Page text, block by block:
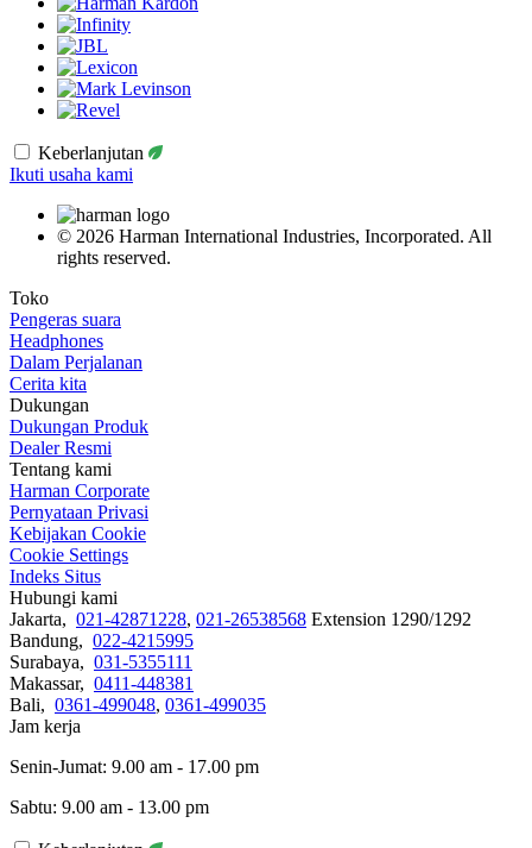
Keberlanjutan
Ikuti usaha kami
© 2026 Harman International Industries, Incorporated. All
rights reserved.
Toko
Pengeras suara
Headphones
Dalam Perjalanan
Cerita kita
Dukungan
Dukungan Produk
Dealer Resmi
Tentang kami
Harman Corporate
Pernyataan Privasi
Kebijakan Cookie
Cookie Settings
Indeks Situs
Hubungi kami
Jakarta, 021-42871228, 021-26538568 Extension 1290/1292
Bandung, 022-4215995
Surabaya, 031-5355111
Makassar, 0411-448381
Bali, 0361-499048, 0361-499035
Jam kerja
Senin-Jumat: 9.00 am - 17.00 pm
Sabtu: 9.00 am - 13.00 pm